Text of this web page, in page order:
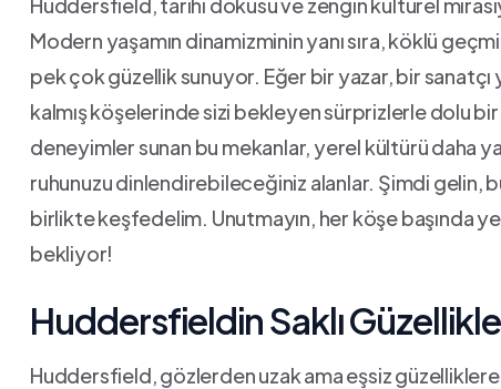
Modern yaşamın dinamizminin yanı sıra, köklü
pek çok güzellik sunuyor. Eğer⁣ bir yazar, bir
kalmış⁢ köşelerinde sizi bekleyen sürprizlerle dolu⁢
deneyimler sunan bu mekanlar, yerel kültürü ⁣daha
ruhunuzu dinlendirebileceğiniz alanlar. Şimdi
birlikte keşfedelim. Unutmayın, her köşe başında
bekliyor!
Huddersfieldin Saklı⁤
Huddersfield, gözlerden uzak ama ​eşsiz